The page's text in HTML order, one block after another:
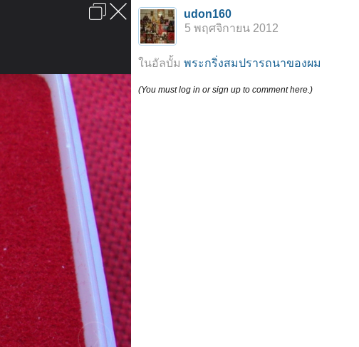
ลงโฆษณา ติดต่อเรา ช่วยเหลือ
udon160
5 พฤศจิกายน 2012
ในอัลบั้ม พระกริ่งสมปรารถนาของผม
(You must log in or sign up to comment here.)